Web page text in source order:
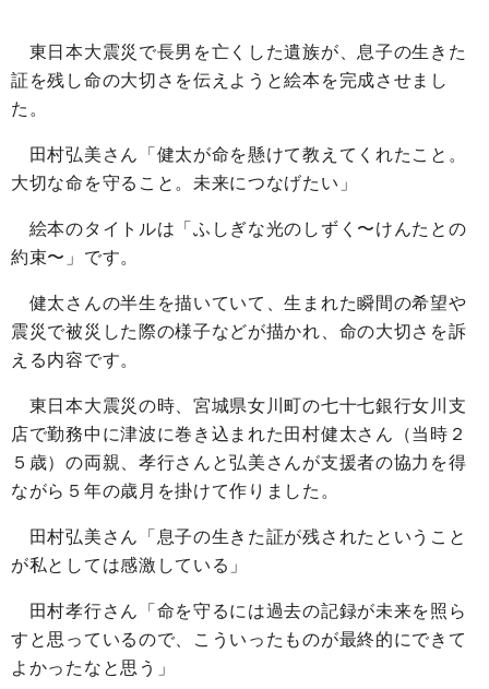
東日本大震災で長男を亡くした遺族が、息子の生きた
証を残し命の大切さを伝えようと絵本を完成させまし
た。
田村弘美さん「健太が命を懸けて教えてくれたこと。
大切な命を守ること。未来につなげたい」
絵本のタイトルは「ふしぎな光のしずく〜けんたとの
約束〜」です。
健太さんの半生を描いていて、生まれた瞬間の希望や
震災で被災した際の様子などが描かれ、命の大切さを訴
える内容です。
東日本大震災の時、宮城県女川町の七十七銀行女川支
店で勤務中に津波に巻き込まれた田村健太さん（当時２
５歳）の両親、孝行さんと弘美さんが支援者の協力を得
ながら５年の歳月を掛けて作りました。
田村弘美さん「息子の生きた証が残されたということ
が私としては感激している」
田村孝行さん「命を守るには過去の記録が未来を照ら
すと思っているので、こういったものが最終的にできて
よかったなと思う」